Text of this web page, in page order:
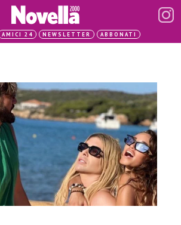
AMICI 24 NEWSLETTER ABBONATI